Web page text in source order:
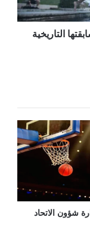
التاريخية
شؤون الاتحاد